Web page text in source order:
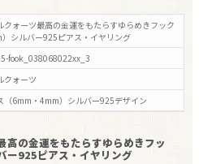
高の金運をもたらすゆらめきフッ
ー925ピアス・イヤリング
クォーツ最高の金運をもたらすゆらめきフック
シルバー925ピアス・イヤリング
fook_038068022xx_3
クォーツ
（6mm・4mm）シルバー925デザイン